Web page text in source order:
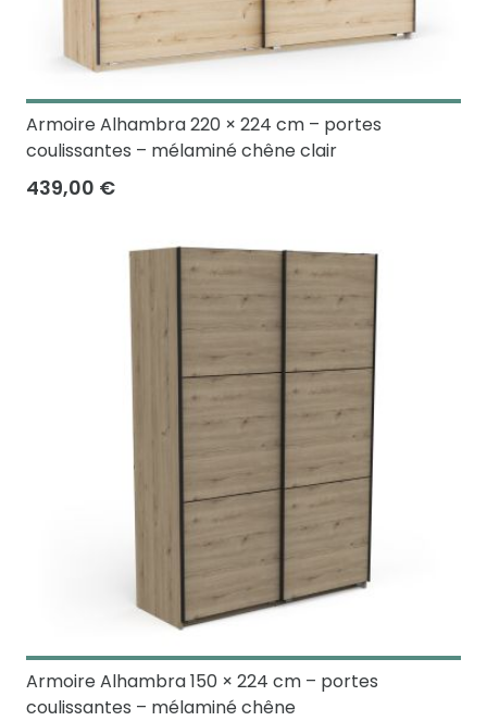
Armoire Alhambra 220 × 224 cm – portes
coulissantes – mélaminé chêne clair
439,00 €
Armoire Alhambra 150 × 224 cm – portes
coulissantes – mélaminé chêne